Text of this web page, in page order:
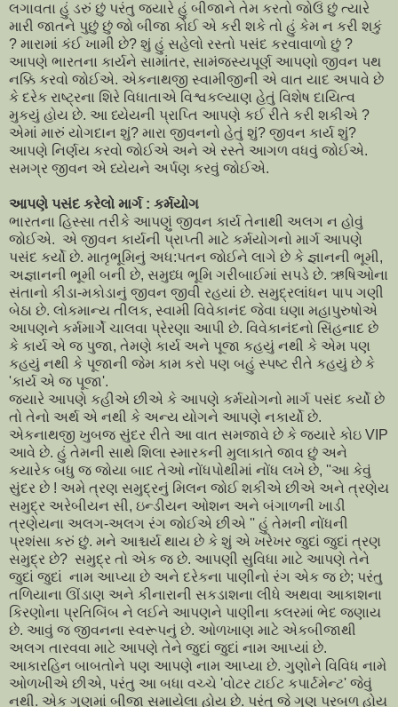
લગાવતા હું ડરું છું પરંતુ જયારે હું બીજાને તેમ કરતો જોઉં છું ત્યારે
મારી જાતને પુછું છું જો બીજા કોઈ એ કરી શકે તો હું કેમ ન કરી શકું
? મારામાં કંઈ ખામી છે? શું હું સહેલો રસ્તો પસંદ કરવાવાળો છું ?
આપણે ભારતના કાર્યને સામાંતર, સામંજસ્યપૂર્ણ આપણો જીવન પથ
નક્કિ કરવો જોઈએ. એકનાથજી સ્વામીજીની એ વાત યાદ અપાવે છે
કે દરેક રાષ્ટ્રના શિરે વિધાતાએ વિશ્વકલ્યાણ હેતું વિશેષ દાયિત્વ
મુકયું હોય છે. આ ધ્યેયની પ્રાપ્તિ આપણે કઈ રીતે કરી શકીએ ?
એમાં મારું યોગદાન શું? મારા જીવનનો હેતું શું? જીવન કાર્ય શું?
આપણે નિર્ણય કરવો જોઈએ અને એ રસ્તે આગળ વધવું જોઈએ.
સમગ્ર જીવન એ ધ્યેયને અર્પણ કરવું જોઈએ.
આપણે પસંદ કરેલો માર્ગ : કર્મયોગ
ભારતના હિસ્સા તરીકે આપણું જીવન કાર્ય તેનાથી અલગ ન હોવું
જોઈએ. એ જીવન કાર્યની પ્રાપ્તી માટે કર્મયોગનો માર્ગ આપણે
પસંદ કર્યો છે. માતૃભૂમિનું અધ:પતન જોઈને લાગે છે કે જ્ઞાનની ભૂમી,
અજ્ઞાનની ભૂમી બની છે, સમુધ્ધ ભૂમિ ગરીબાઈમાં સપડે છે. ઋષિઓના
સંતાનો કીડા-મકોડાનું જીવન જીવી રહયાં છે. સમુદ્રલાંધન પાપ ગણી
બેઠા છે. લોકમાન્ય તીલક, સ્વામી વિવેકાનંદ જેવા ઘણા મહાપુરુષોએ
આપણને કર્મમાર્ગે ચાલવા પ્રેરણા આપી છે. વિવેકાનંદનો સિંહનાદ છે
કે કાર્ય એ જ પુજા, તેમણે કાર્ય અને પૂજા કહયું નથી કે એમ પણ
કહયું નથી કે પૂજાની જેમ કામ કરો પણ બહું સ્પષ્ટ રીતે કહયું છે કે
'કાર્ય એ જ પૂજા'.
જયારે આપણે કહીએ છીએ કે આપણે કર્મયોગનો માર્ગ પસંદ કર્યો છે
તો તેનો અર્થ એ નથી કે અન્ય યોગને આપણે નકાર્યો છે.
એકનાથજી ખુબજ સુંદર રીતે આ વાત સમજાવે છે કે જયારે કોઇ VIP
આવે છે. હું તેમની સાથે શિલા સ્મારકની મુલાકાતે જાવ છું અને
કયારેક બધુ જ જોયા બાદ તેઓ નોંધપોથીમાં નોંધ લખે છે, ''આ કેવું
સુંદર છે ! અમે ત્રણ સમુદ્રનું મિલન જોઈ શકીએ છીએ અને ત્રણેય
સમુદ્ર અરેબીયન સી, ઇન્ડીયન ઓશન અને બંગાળની ખાડી
ત્રણેયના અલગ-અલગ રંગ જોઈએ છીએ '' હું તેમની નોંધની
પ્રશંસા કરું છું. મને આશ્ચર્ય થાય છે કે શું એ ખરેખર જુદાં જુદાં ત્રણ
સમુદ્ર છે? સમુદ્ર તો એક જ છે. આપણી સુવિધા માટે આપણે તેને
જુદાં જુદાં નામ આપ્યા છે અને દરેકના પાણીનો રંગ એક જ છે; પરંતુ
તળિયાના ઊંડાણ અને કીનારાની સકડાશના લીધે અથવા આકાશના
કિરણોના પ્રતિબિંબ ને લઈને આપણને પાણીના કલરમાં ભેદ જણાય
છે. આવું જ જીવનના સ્વરૂપનું છે. ઓળખાણ માટે એકબીજાથી
અલગ તારવવા માટે આપણે તેને જુદાં જુદાં નામ આપ્યાં છે.
આકારહિન બાબતોને પણ આપણે નામ આપ્યા છે. ગુણોને વિવિધ નામે
ઓળખીએ છીએ, પરંતુ આ બધા વચ્ચે 'વોટર ટાઈટ કપાર્ટમેન્ટ' જેવું
નથી. એક ગુણમાં બીજા સમાયેલા હોય છે. પરંતુ જે ગુણ પ્રબળ હોય